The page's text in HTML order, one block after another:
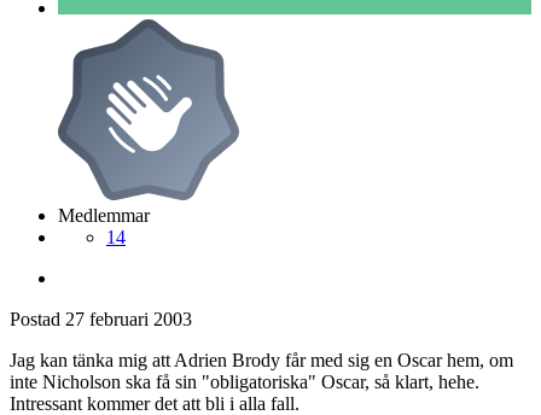
Medlemmar
14
Postad 27 februari 2003
Jag kan tänka mig att Adrien Brody får med sig en Oscar hem, om
inte Nicholson ska få sin "obligatoriska" Oscar, så klart, hehe.
Intressant kommer det att bli i alla fall.